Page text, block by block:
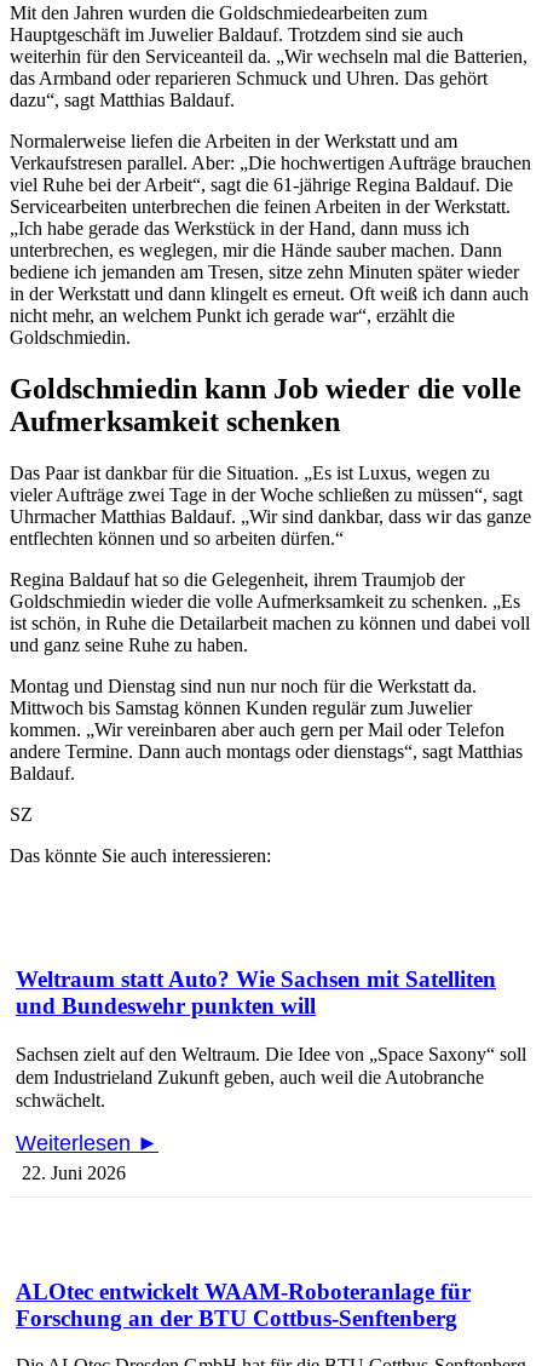
Mit den Jahren wurden die Goldschmiedearbeiten zum
Hauptgeschäft im Juwelier Baldauf. Trotzdem sind sie auch
weiterhin für den Serviceanteil da. „Wir wechseln mal die Batterien,
das Armband oder reparieren Schmuck und Uhren. Das gehört
dazu“, sagt Matthias Baldauf.
Normalerweise liefen die Arbeiten in der Werkstatt und am
Verkaufstresen parallel. Aber: „Die hochwertigen Aufträge brauchen
viel Ruhe bei der Arbeit“, sagt die 61-jährige Regina Baldauf. Die
Servicearbeiten unterbrechen die feinen Arbeiten in der Werkstatt.
„Ich habe gerade das Werkstück in der Hand, dann muss ich
unterbrechen, es weglegen, mir die Hände sauber machen. Dann
bediene ich jemanden am Tresen, sitze zehn Minuten später wieder
in der Werkstatt und dann klingelt es erneut. Oft weiß ich dann auch
nicht mehr, an welchem Punkt ich gerade war“, erzählt die
Goldschmiedin.
Goldschmiedin kann Job wieder die volle
Aufmerksamkeit schenken
Das Paar ist dankbar für die Situation. „Es ist Luxus, wegen zu
vieler Aufträge zwei Tage in der Woche schließen zu müssen“, sagt
Uhrmacher Matthias Baldauf. „Wir sind dankbar, dass wir das ganze
entflechten können und so arbeiten dürfen.“
Regina Baldauf hat so die Gelegenheit, ihrem Traumjob der
Goldschmiedin wieder die volle Aufmerksamkeit zu schenken. „Es
ist schön, in Ruhe die Detailarbeit machen zu können und dabei voll
und ganz seine Ruhe zu haben.
Montag und Dienstag sind nun nur noch für die Werkstatt da.
Mittwoch bis Samstag können Kunden regulär zum Juwelier
kommen. „Wir vereinbaren aber auch gern per Mail oder Telefon
andere Termine. Dann auch montags oder dienstags“, sagt Matthias
Baldauf.
SZ
Das könnte Sie auch interessieren:
Weltraum statt Auto? Wie Sachsen mit Satelliten
und Bundeswehr punkten will
Sachsen zielt auf den Weltraum. Die Idee von „Space Saxony“ soll
dem Industrieland Zukunft geben, auch weil die Autobranche
schwächelt.
Weiterlesen ►
22. Juni 2026
ALOtec entwickelt WAAM-Roboteranlage für
Forschung an der BTU Cottbus-Senftenberg